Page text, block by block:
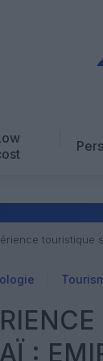
touristique
: